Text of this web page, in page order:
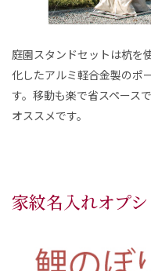
庭園スタンドセットは杭を
化したアルミ軽合金製のポ
す。移動も楽で省スペース
オススメです。
家紋名入れオプ